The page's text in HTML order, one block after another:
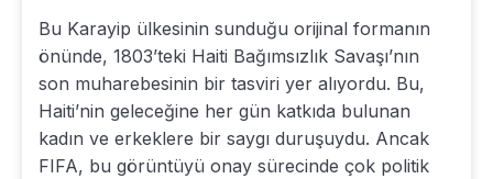
Bu Karayip ülkesinin sunduğu orijinal formanın
önünde, 1803’teki Haiti Bağımsızlık Savaşı’nın
son muharebesinin bir tasviri yer alıyordu. Bu,
Haiti’nin geleceğine her gün katkıda bulunan
kadın ve erkeklere bir saygı duruşuydu. Ancak
FIFA, bu görüntüyü onay sürecinde çok politik